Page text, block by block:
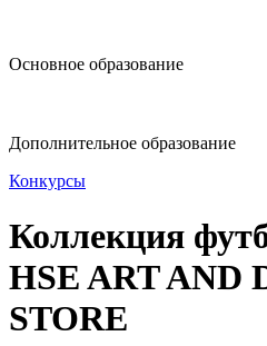
Основное образование
Дополнительное образование
Конкурсы
Коллекция
HSE ART AND
STORE